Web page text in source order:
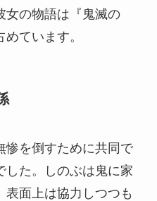
女の物語は『鬼滅の
ています。
惨を倒すために共同で
した。しのぶは鬼に家
面上は協力しつつも